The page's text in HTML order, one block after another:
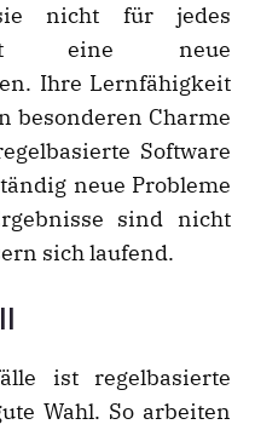
nicht für jedes
eine neue
Ihre Lernfähigkeit
besonderen Charme
Software
neue Probleme
sind nicht
sich laufend.
ist regelbasierte
Wahl. So arbeiten